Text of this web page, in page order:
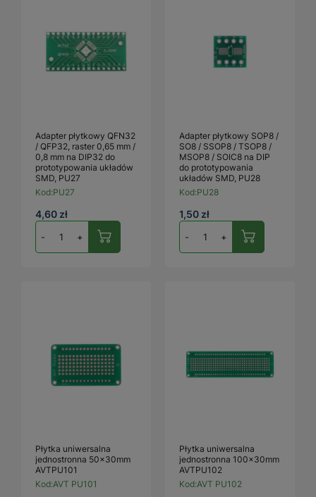
Adapter płytkowy QFN32
/ QFP32, raster 0,65 mm /
0,8 mm na DIP32 do
prototypowania układów
SMD, PU27
Kod:PU27
4,60 zł
- +
Adapter płytkowy SOP8 /
SO8 / SSOP8 / TSOP8 /
MSOP8 / SOIC8 na DIP
do prototypowania
układów SMD, PU28
Kod:PU28
1,50 zł
- +
Płytka uniwersalna
jednostronna 50x30mm
AVTPU101
Kod:AVT PU101
Płytka uniwersalna
jednostronna 100x30mm
AVTPU102
Kod:AVT PU102